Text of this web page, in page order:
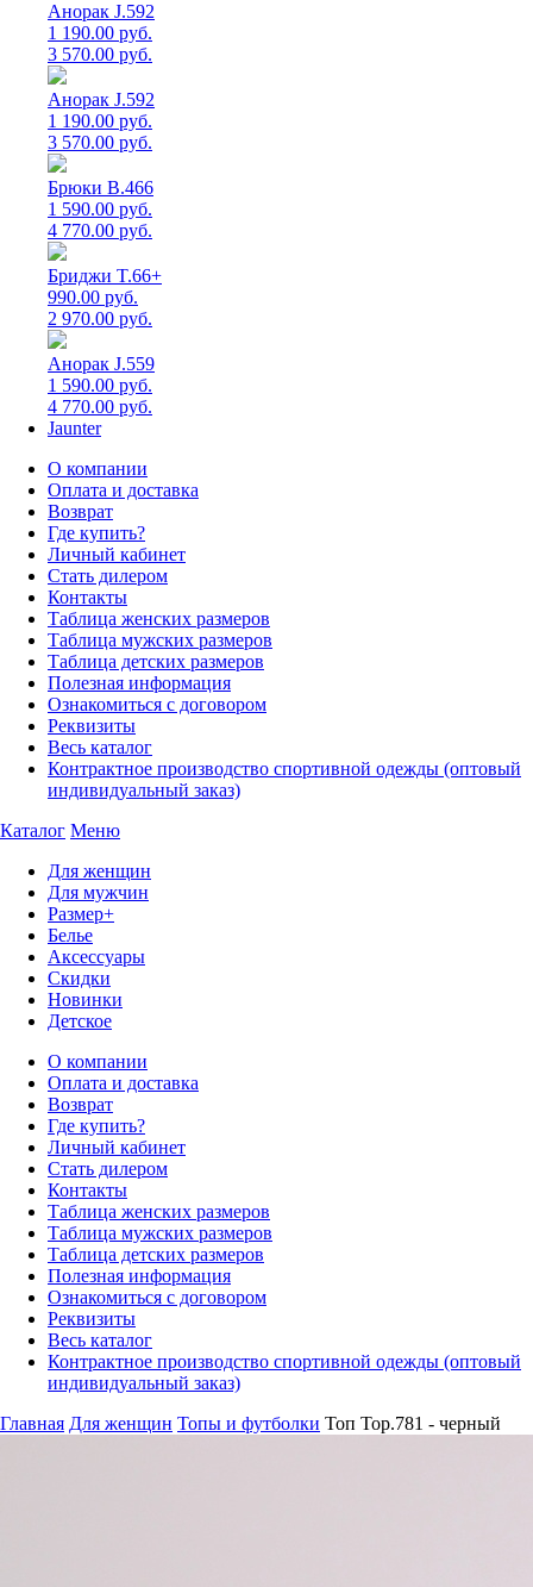
Анорак J.592
1 190.00 руб.
3 570.00 руб.
Анорак J.592
1 190.00 руб.
3 570.00 руб.
Брюки B.466
1 590.00 руб.
4 770.00 руб.
Бриджи T.66+
990.00 руб.
2 970.00 руб.
Анорак J.559
1 590.00 руб.
4 770.00 руб.
Jaunter
О компании
Оплата и доставка
Возврат
Где купить?
Личный кабинет
Стать дилером
Контакты
Таблица женских размеров
Таблица мужских размеров
Таблица детских размеров
Полезная информация
Ознакомиться с договором
Реквизиты
Весь каталог
Контрактное производство спортивной одежды (оптовый
индивидуальный заказ)
Каталог Меню
Для женщин
Для мужчин
Размер+
Белье
Аксессуары
Скидки
Новинки
Детское
О компании
Оплата и доставка
Возврат
Где купить?
Личный кабинет
Стать дилером
Контакты
Таблица женских размеров
Таблица мужских размеров
Таблица детских размеров
Полезная информация
Ознакомиться с договором
Реквизиты
Весь каталог
Контрактное производство спортивной одежды (оптовый
индивидуальный заказ)
Главная Для женщин Топы и футболки Топ Top.781 - черный